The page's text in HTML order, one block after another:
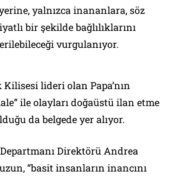
yalnızca inananlara, söz
bir şekilde bağlılıklarını
vurgulanıyor.
lideri olan Papa’nın
ile olayları doğaüstü ilan etme
da belgede yer alıyor.
Direktörü Andrea
“basit insanların inancını